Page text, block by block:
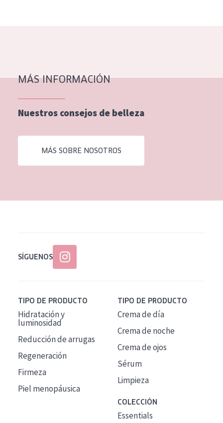
Piel normal y seca
Piel mixata o grasa
Piel madura
Piel expuesta al sol
Piel menopáusica
Todas las edades
MÁS INFORMACIÓN
Nuestros consejos de belleza
MÁS SOBRE NOSOTROS
SÍGUENOS
TIPO DE PRODUCTO
Hidratación y
luminosidad
Reducción de arrugas
Regeneración
Firmeza
Piel menopáusica
TIPO DE PRODUCTO
Crema de día
Crema de noche
Crema de ojos
Sérum
Limpieza
COLECCIÓN
Essentials